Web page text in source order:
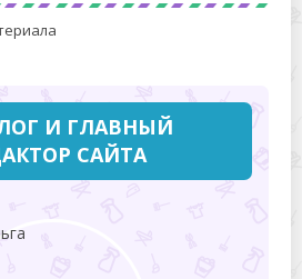
И ГЛАВНЫЙ
САЙТА